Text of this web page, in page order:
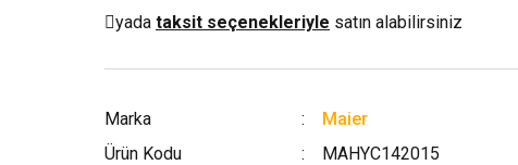
yada taksit seçenekleriyle satın alabilirsiniz
Marka
Maier
Ürün Kodu
MAHYC142015